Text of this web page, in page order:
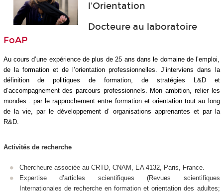
l'Orientation
Docteure au laboratoire
FoAP
Au cours d’une expérience de plus de 25 ans dans le domaine de l’emploi,
de la formation et de l’orientation professionnelles. J’interviens dans la
définition de politiques de formation, de stratégies L&D et
d’accompagnement des parcours professionnels. Mon ambition, relier les
mondes : par le rapprochement entre formation et orientation tout au long
de la vie, par le développement d’ organisations apprenantes et par la
R&D.
Activités de recherche
Chercheure associée au CRTD, CNAM, EA 4132, Paris, France.
Expertise d’articles scientifiques (Revues scientifiques
Internationales de recherche en formation et orientation des adultes;